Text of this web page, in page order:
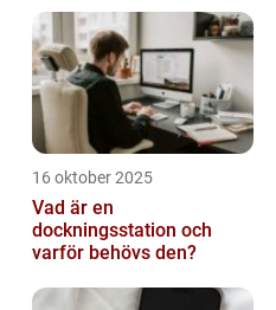
16 oktober 2025
Vad är en
dockningsstation och
varför behövs den?